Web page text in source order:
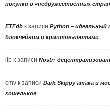
покупки в «недружественных
ETFdb к записи Python –
блокчейном и криптовалютами
llb к записи Nostr:
cmv к записи Dark Skippy атака и
кошельков